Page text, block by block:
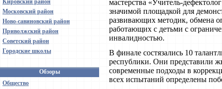
Кировский район
Московский район
Ново-савиновский район
Приволжский район
Советский район
Городские школы
Обзоры
Общество
мастерства «Учитель-
значимой площадкой для
развивающих методик, обмена
работающих с детьми с
инвалидностью.
В финале состязались 10
республики. Они представили
современные подходы в
всех испытаний определены